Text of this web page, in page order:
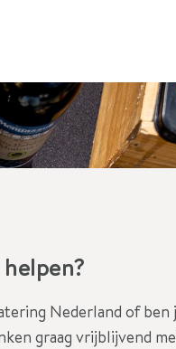
Nederland of ben
graag vrijblijvend